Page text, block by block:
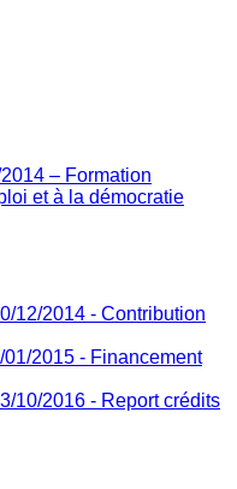
– Formation
et à la démocratie
12/2014 - Contribution
2015 - Financement
10/2016 - Report crédits